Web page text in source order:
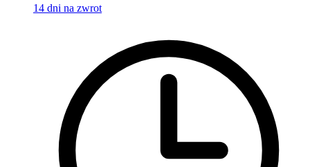
14 dni na zwrot